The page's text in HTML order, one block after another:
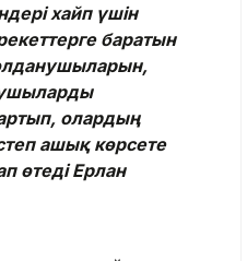
хайп үшін
баратын
олардың
ашық көрсете
өтеді Ерлан